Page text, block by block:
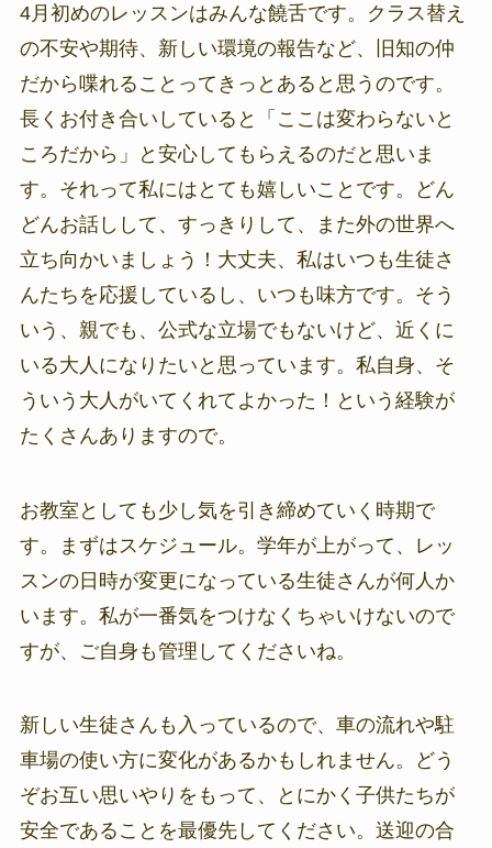
4月初めのレッスンはみんな饒舌です。クラス替え
の不安や期待、新しい環境の報告など、旧知の仲
だから喋れることってきっとあると思うのです。
長くお付き合いしていると「ここは変わらないと
ころだから」と安心してもらえるのだと思いま
す。それって私にはとても嬉しいことです。どん
どんお話しして、すっきりして、また外の世界へ
立ち向かいましょう！大丈夫、私はいつも生徒さ
んたちを応援しているし、いつも味方です。そう
いう、親でも、公式な立場でもないけど、近くに
いる大人になりたいと思っています。私自身、そ
ういう大人がいてくれてよかった！という経験が
たくさんありますので。
お教室としても少し気を引き締めていく時期で
す。まずはスケジュール。学年が上がって、レッ
スンの日時が変更になっている生徒さんが何人か
います。私が一番気をつけなくちゃいけないので
すが、ご自身も管理してくださいね。
新しい生徒さんも入っているので、車の流れや駐
車場の使い方に変化があるかもしれません。どう
ぞお互い思いやりをもって、とにかく子供たちが
安全であることを最優先してください。送迎の合